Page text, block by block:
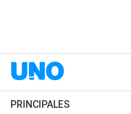
PRINCIPALES